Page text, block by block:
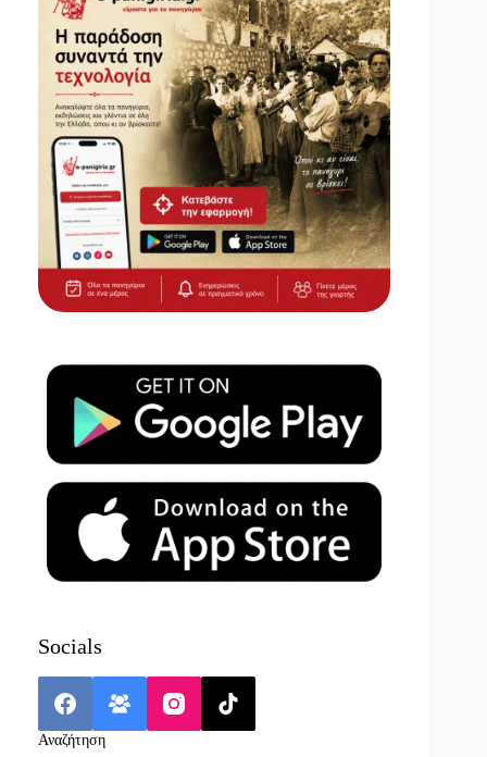
Socials
Αναζήτηση